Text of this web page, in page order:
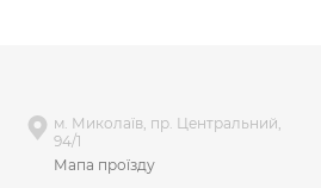
м. Миколаїв, пр. Центральний,
94/1
Мапа проїзду